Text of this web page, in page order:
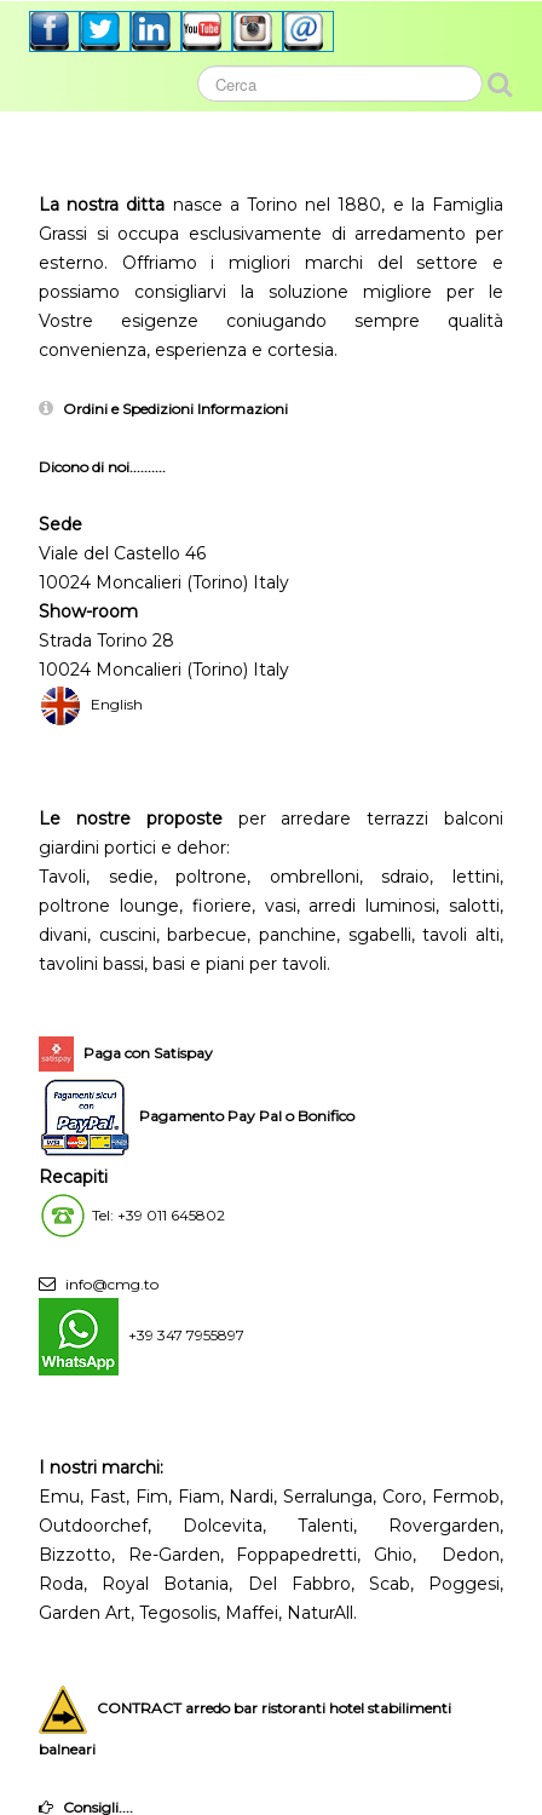
La nostra ditta nasce a Torino nel 1880, e la Famiglia
Grassi si occupa esclusivamente di arredamento per
esterno. Offriamo i migliori marchi del settore e
possiamo consigliarvi la soluzione migliore per le
Vostre esigenze coniugando sempre qualità
convenienza, esperienza e cortesia.
Ordini e Spedizioni Informazioni
Dicono di noi..........
Sede
Viale del Castello 46
10024 Moncalieri (Torino) Italy
Show-room
Strada Torino 28
10024 Moncalieri (Torino) Italy
English
Le nostre proposteper arredare terrazzi balconi
giardini portici e dehor:
Tavoli, sedie, poltrone, ombrelloni, sdraio, lettini,
poltrone lounge, fioriere, vasi, arredi luminosi, salotti,
divani, cuscini, barbecue, panchine, sgabelli, tavoli alti,
tavolini bassi, basi e piani per tavoli.
Paga con Satispay
Pagamento Pay Pal o Bonifico
Recapiti
Tel: +39 011 645802
info@cmg.to
+39 347 7955897
I nostri marchi:
Emu, Fast, Fim, Fiam, Nardi, Serralunga, Coro, Fermob,
Outdoorchef, Dolcevita, Talenti, Rovergarden,
Bizzotto, Re-Garden, Foppapedretti, Ghio, Dedon,
Roda, Royal Botania, Del Fabbro, Scab, Poggesi,
Garden Art, Tegosolis, Maffei, NaturAll.
CONTRACT arredo bar ristoranti hotel stabilimenti
balneari
Consigli....